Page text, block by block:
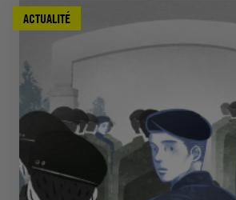
ACTUALITÉ